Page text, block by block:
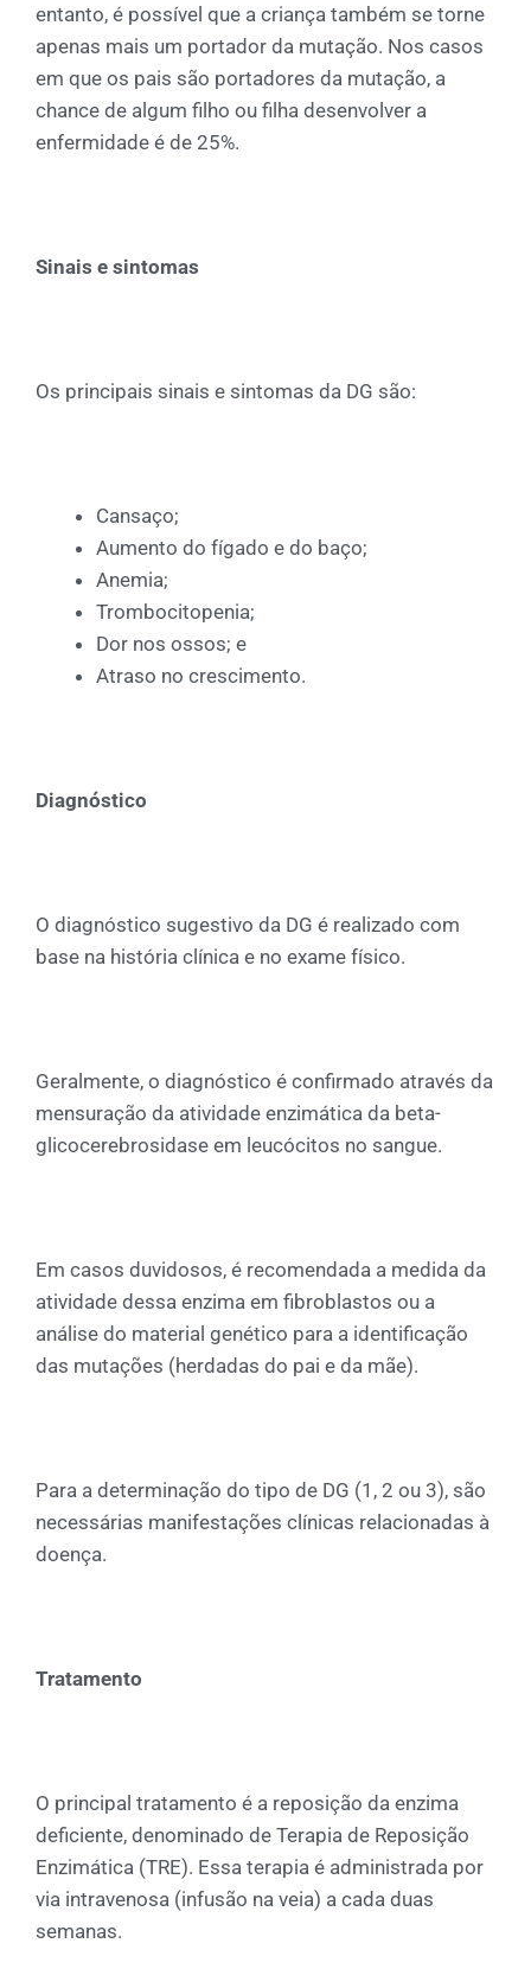
entanto, é possível que a criança também se torne
apenas mais um portador da mutação. Nos casos
em que os pais são portadores da mutação, a
chance de algum filho ou filha desenvolver a
enfermidade é de 25%.
Sinais e sintomas
Os principais sinais e sintomas da DG são:
Cansaço;
Aumento do fígado e do baço;
Anemia;
Trombocitopenia;
Dor nos ossos; e
Atraso no crescimento.
Diagnóstico
O diagnóstico sugestivo da DG é realizado com
base na história clínica e no exame físico.
Geralmente, o diagnóstico é confirmado através da
mensuração da atividade enzimática da beta-
glicocerebrosidase em leucócitos no sangue.
Em casos duvidosos, é recomendada a medida da
atividade dessa enzima em fibroblastos ou a
análise do material genético para a identificação
das mutações (herdadas do pai e da mãe).
Para a determinação do tipo de DG (1, 2 ou 3), são
necessárias manifestações clínicas relacionadas à
doença.
Tratamento
O principal tratamento é a reposição da enzima
deficiente, denominado de Terapia de Reposição
Enzimática (TRE). Essa terapia é administrada por
via intravenosa (infusão na veia) a cada duas
semanas.